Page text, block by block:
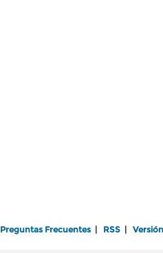
Preguntas Frecuentes RSS